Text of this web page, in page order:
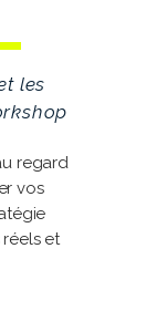
les
regard
vos
et